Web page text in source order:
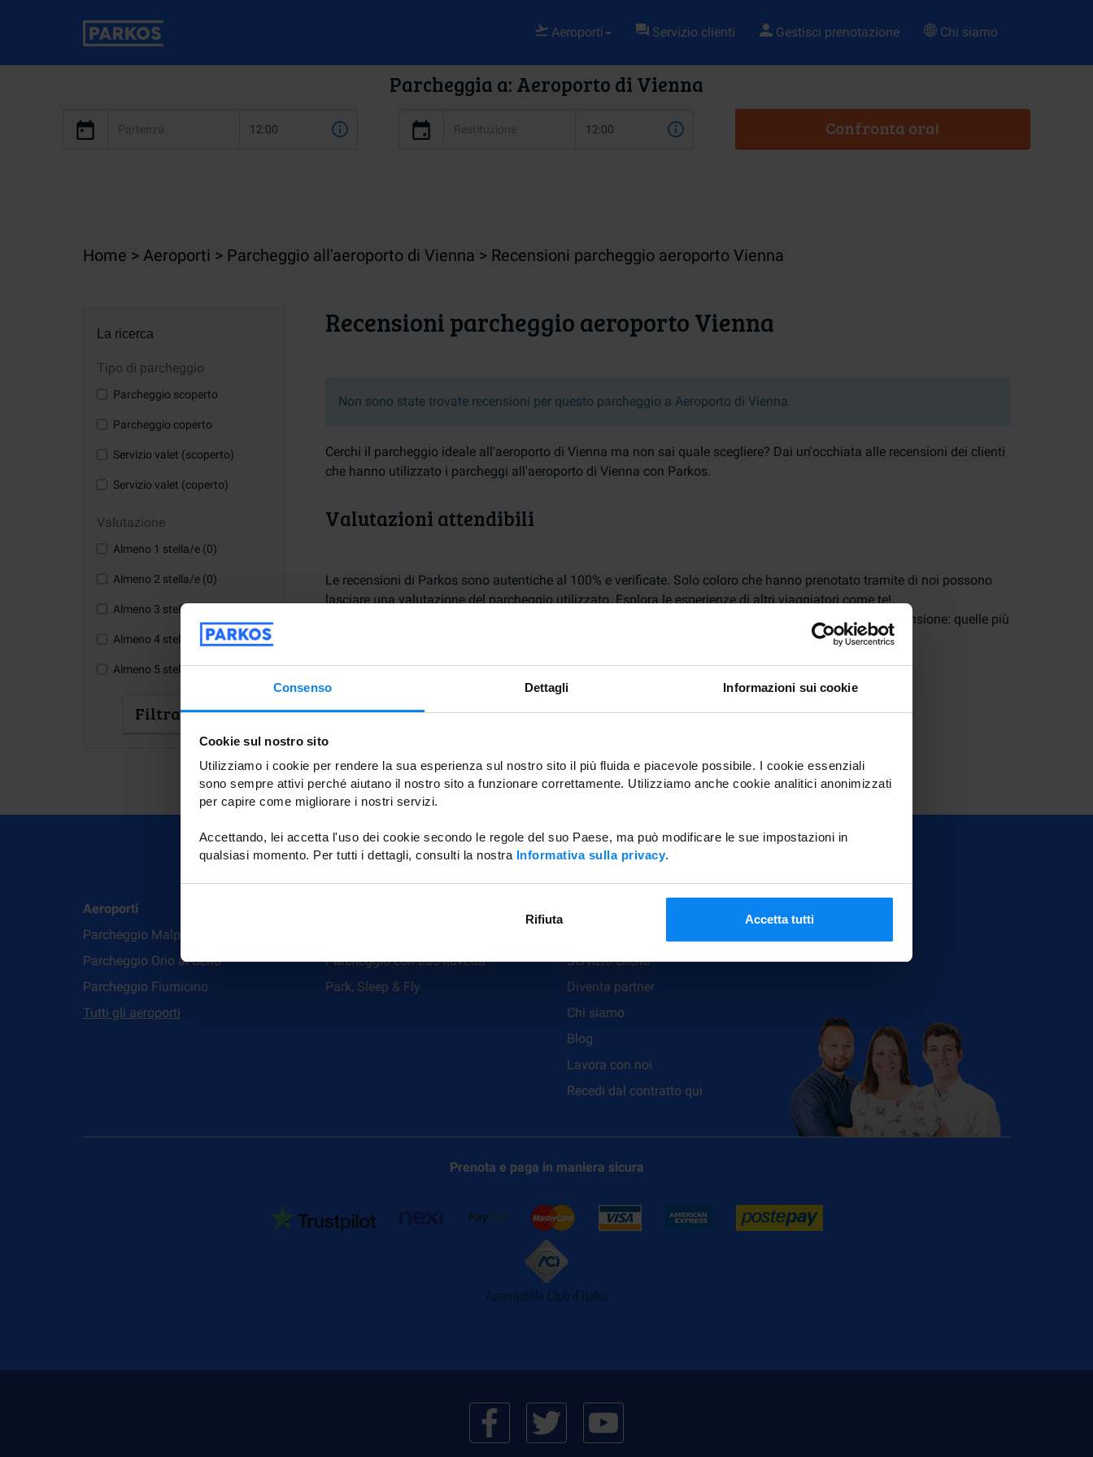
Consenso Dettagli Informazioni sui cookie
Cookie sul nostro sito
Utilizziamo i cookie per rendere la sua esperienza sul nostro sito il più fluida e piacevole possibile. I cookie essenziali
sono sempre attivi perché aiutano il nostro sito a funzionare correttamente. Utilizziamo anche cookie analitici anonimizzati
per capire come migliorare i nostri servizi.
Accettando, lei accetta l'uso dei cookie secondo le regole del suo Paese, ma può modificare le sue impostazioni in
qualsiasi momento. Per tutti i dettagli, consulti la nostra Informativa sulla privacy.
Rifiuta Accetta tutti
Aeroporti Servizio clienti Gestisci prenotazione Chi siamo
Parcheggia a: Aeroporto di Vienna
Confronta ora!
Home Aeroporti Parcheggio all'aeroporto di Vienna Recensioni parcheggio aeroporto Vienna
La ricerca
Tipo di parcheggio
Parcheggio scoperto
Parcheggio coperto
Servizio valet (scoperto)
Servizio valet (coperto)
Valutazione
Almeno 1 stella/e (0)
Almeno 2 stella/e (0)
Almeno 3 stella/e (0)
Almeno 4 stella/e (0)
Almeno 5 stella/e (0)
Filtra i risultati
Recensioni parcheggio aeroporto Vienna
Non sono state trovate recensioni per questo parcheggio a Aeroporto di Vienna
Cerchi il parcheggio ideale all'aeroporto di Vienna ma non sai quale scegliere? Dai un'occhiata alle recensioni dei clienti
che hanno utilizzato i parcheggi all'aeroporto di Vienna con Parkos.
Valutazioni attendibili
Le recensioni di Parkos sono autentiche al 100% e verificate. Solo coloro che hanno prenotato tramite di noi possono
lasciare una valutazione del parcheggio utilizzato. Esplora le esperienze di altri viaggiatori come te!
Le recensioni possono variare e non tutte saranno positive. È importante considerare la data della recensione: quelle più
Aeroporti
Parcheggio Malpensa
Parcheggio Orio al Serio
Parcheggio Fiumicino
Tutti gli aeroporti
Parcheggio con bus navetta
Park, Sleep & Fly
Servizio clienti
Diventa partner
Chi siamo
Blog
Lavora con noi
Recedi dal contratto qui
Prenota e paga in maniera sicura